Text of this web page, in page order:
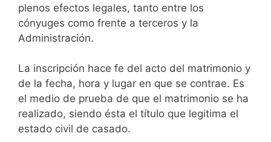
plenos efectos legales, tanto entre los
cónyuges como frente a terceros y la
Administración.
La inscripción hace fe del acto del matrimonio y
de la fecha, hora y lugar en que se contrae. Es
el medio de prueba de que el matrimonio se ha
realizado, siendo ésta el título que legitima el
estado civil de casado.